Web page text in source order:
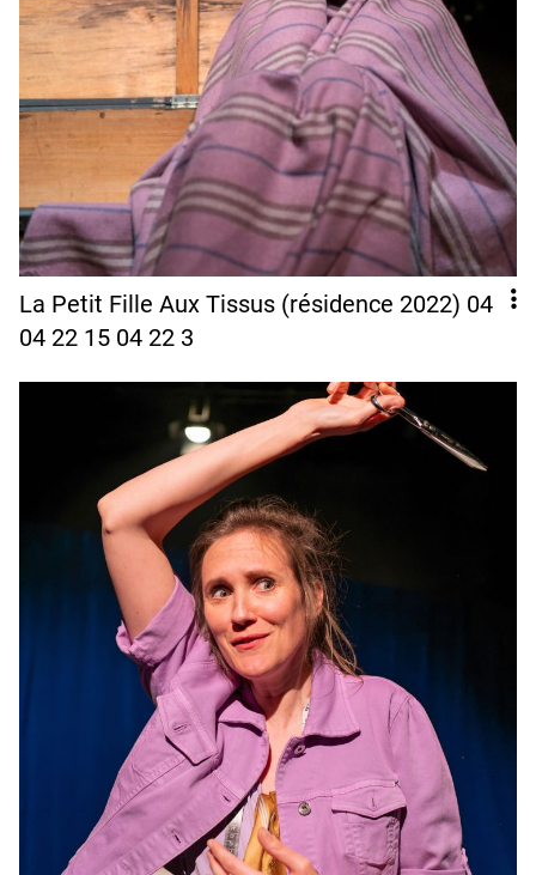
La Petit Fille Aux Tissus (résidence 2022) 04
04 22 15 04 22 3